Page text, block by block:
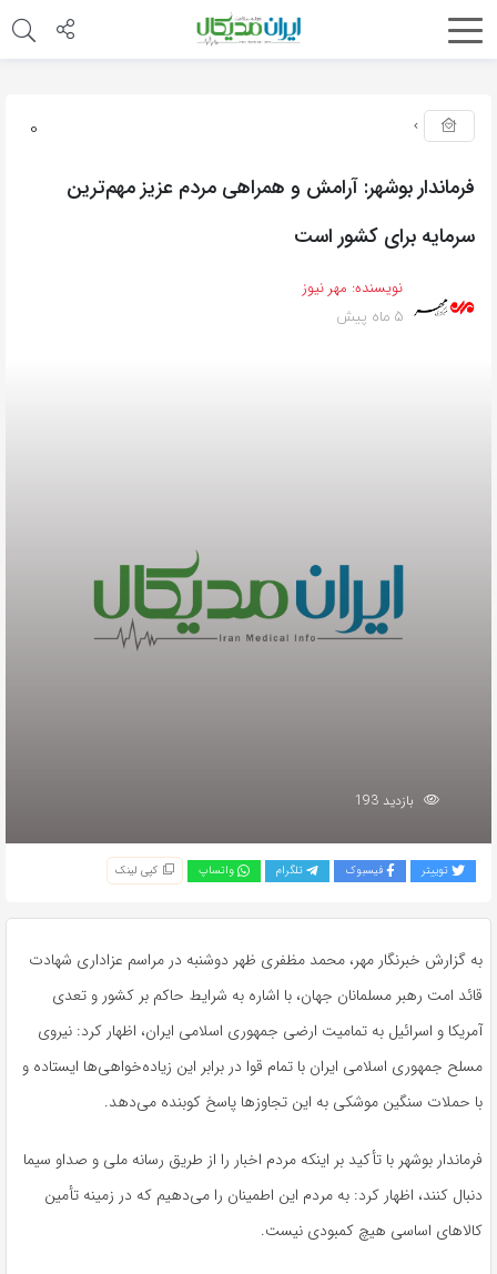
0
فرماندار بوشهر: آرامش و همراهی مردم عزیز مهم‌ترین
سرمایه برای کشور است
نویسنده: مهر نیوز
5 ماه پیش
بازدید 193
توییتر فیسبوک تلگرام واتساپ کپی لینک
به گزارش خبرنگار مهر، محمد مظفری ظهر دوشنبه در مراسم عزاداری شهادت
قائد امت رهبر مسلمانان جهان، با اشاره به شرایط حاکم بر کشور و تعدی
آمریکا و اسرائیل به تمامیت ارضی جمهوری اسلامی ایران، اظهار کرد: نیروی
مسلح جمهوری اسلامی ایران با تمام قوا در برابر این زیاده‌خواهی‌ها ایستاده و
با حملات سنگین موشکی به این تجاوزها پاسخ کوبنده می‌دهد.
فرماندار بوشهر با تأکید بر اینکه مردم اخبار را از طریق رسانه ملی و صداو سیما
دنبال کنند، اظهار کرد: به مردم این اطمینان را می‌دهیم که در زمینه تأمین
کالاهای اساسی هیچ کمبودی نیست.